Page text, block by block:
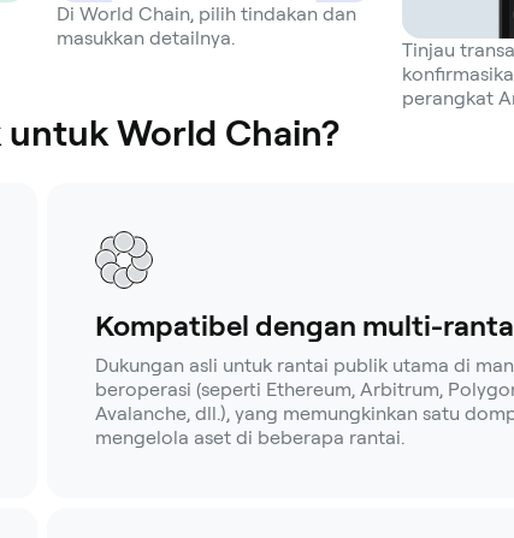
Di World Chain, pilih tindakan dan
masukkan detailnya.
Tinjau
perangkat
World Chain?
Kompatibel dengan multi-
Dukungan asli untuk rantai publik utama di
beroperasi (seperti Ethereum, Arbitrum,
Avalanche, dll.), yang memungkinkan satu
mengelola aset di beberapa rantai.